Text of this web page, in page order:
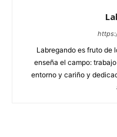
Labregando es fruto de
enseña el campo:
entorno y cariño y